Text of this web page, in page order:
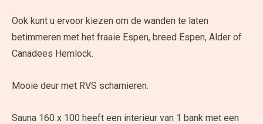
Ook kunt u ervoor kiezen om de wanden te laten
betimmeren met het fraaie Espen, breed Espen, Alder of
Canadees Hemlock.
Mooie deur met RVS scharnieren.
Sauna 160 x 100 heeft een interieur van 1 bank met een